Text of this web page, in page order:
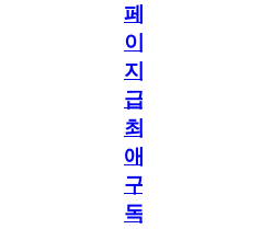
페
이
지
급!
최
애
구
독